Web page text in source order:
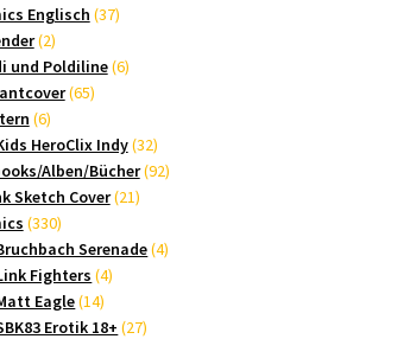
Englisch 3737
22
Produkte
und Poldiline 66
6565
66
Produkte
HeroClix Indy 3232
Produkte
Alben/Bücher 9292
Sketch Cover 2121
330330
Produkte
Serenade 44
Fighters 44
Eagle 1414
Produkte
Erotik 18+ 2727